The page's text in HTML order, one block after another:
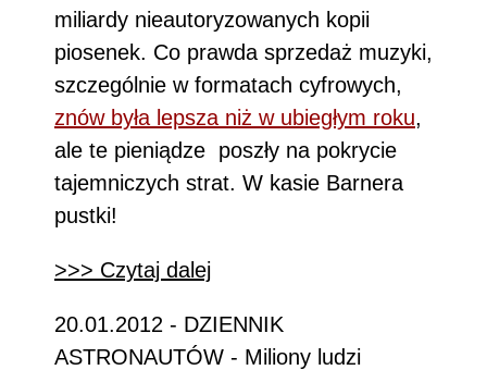
miliardy nieautoryzowanych kopii
piosenek. Co prawda sprzedaż muzyki,
szczególnie w formatach cyfrowych,
znów była lepsza niż w ubiegłym roku,
ale te pieniądze poszły na pokrycie
tajemniczych strat. W kasie Barnera
pustki!
>>> Czytaj dalej
20.01.2012 - DZIENNIK
ASTRONAUTÓW - Miliony ludzi